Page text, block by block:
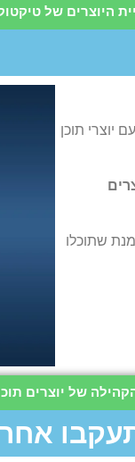
היוצרים של
יוצרי תוכן
שתוכלו
של יוצרים